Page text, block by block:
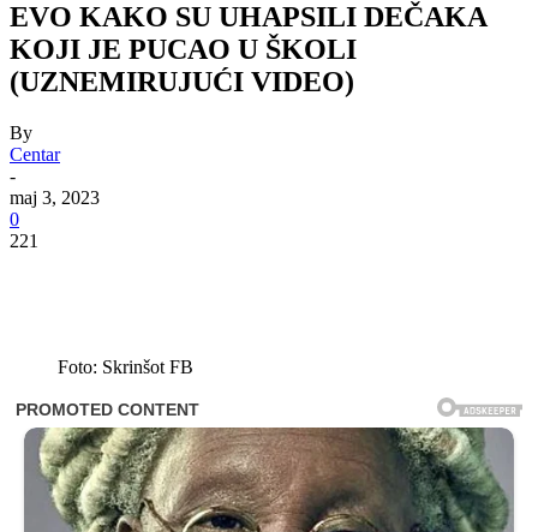
EVO KAKO SU UHAPSILI DEČAKA
KOJI JE PUCAO U ŠKOLI
(UZNEMIRUJUĆI VIDEO)
By
Centar
-
maj 3, 2023
0
221
Foto: Skrinšot FB